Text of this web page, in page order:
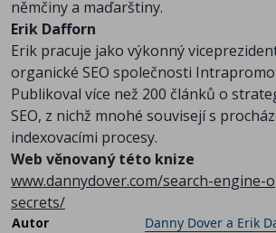
němčiny a maďarštiny.
Erik Dafforn
Erik pracuje jako výkonný
organické SEO společnosti
Publikoval více než 200 článků o
SEO, z nichž mnohé souvisejí s
indexovacími procesy.
Web věnovaný této knize
www.dannydover.com/search-engine-
secrets/
Autor
Danny Dover a Erik